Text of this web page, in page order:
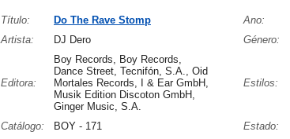
Título: Do The Rave Stomp Ano:
Artista:
DJ Dero Género:
Editora:
Boy Records, Boy Records,
Dance Street, Tecnifón, S.A., Oid
Mortales Records, I & Ear GmbH,
Musik Edition Discoton GmbH,
Ginger Music, S.A.
Estilos:
Catálogo: BOY - 171 Estado: